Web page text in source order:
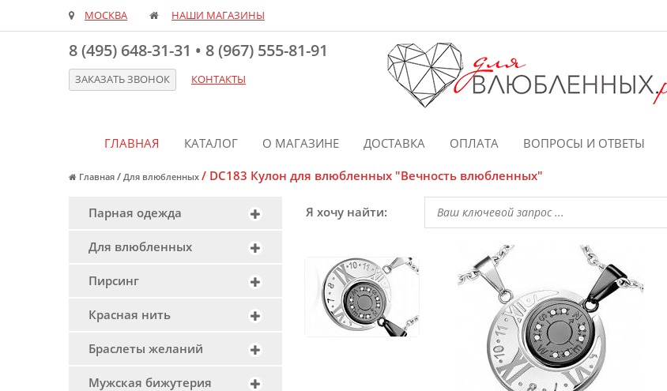
МОСКВА НАШИ МАГАЗИНЫ
8 (495) 648-31-31 • 8 (967) 555-81-91
ЗАКАЗАТЬ ЗВОНОК КОНТАКТЫ
ГЛАВНАЯ КАТАЛОГ О МАГАЗИНЕ ДОСТАВКА ОПЛАТА ВОПРОСЫ И ОТВЕТЫ
Главная / Для влюбленных / DC183 Кулон для влюбленных "Вечность влюбленных"
Парная одежда
Для влюбленных
Пирсинг
Красная нить
Браслеты желаний
Мужская бижутерия
Я хочу найти: